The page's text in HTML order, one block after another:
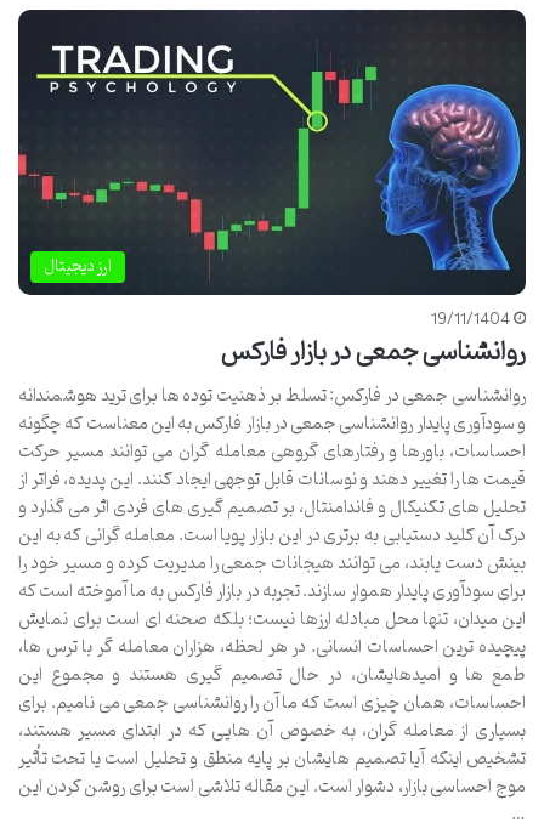
ارز دیجیتال
19/11/1404
روانشناسی جمعی در بازار فارکس
روانشناسی جمعی در فارکس: تسلط بر ذهنیت توده ها برای ترید هوشمندانه
و سودآوری پایدار روانشناسی جمعی در بازار فارکس به این معناست که چگونه
احساسات، باورها و رفتارهای گروهی معامله گران می توانند مسیر حرکت
قیمت ها را تغییر دهند و نوسانات قابل توجهی ایجاد کنند. این پدیده، فراتر از
تحلیل های تکنیکال و فاندامنتال، بر تصمیم گیری های فردی اثر می گذارد و
درک آن کلید دستیابی به برتری در این بازار پویا است. معامله گرانی که به این
بینش دست یابند، می توانند هیجانات جمعی را مدیریت کرده و مسیر خود را
برای سودآوری پایدار هموار سازند. تجربه در بازار فارکس به ما آموخته است که
این میدان، تنها محل مبادله ارزها نیست؛ بلکه صحنه ای است برای نمایش
پیچیده ترین احساسات انسانی. در هر لحظه، هزاران معامله گر با ترس ها،
طمع ها و امیدهایشان، در حال تصمیم گیری هستند و مجموع این
احساسات، همان چیزی است که ما آن را روانشناسی جمعی می نامیم. برای
بسیاری از معامله گران، به خصوص آن هایی که در ابتدای مسیر هستند،
تشخیص اینکه آیا تصمیم هایشان بر پایه منطق و تحلیل است یا تحت تأثیر
موج احساسی بازار، دشوار است. این مقاله تلاشی است برای روشن کردن این
…